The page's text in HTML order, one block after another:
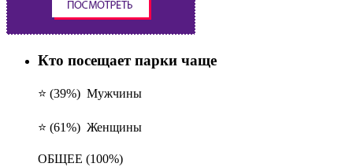
Кто посещает парки чаще
⭐ (39%) Мужчины
⭐ (61%) Женщины
ОБЩЕЕ (100%)